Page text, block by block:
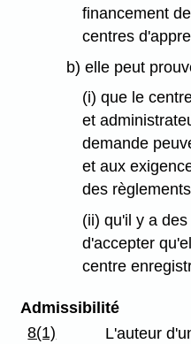
financement
centres
b) elle peut
(i) que le
et
demande
et aux
des
(ii) qu'il y a
d'accepter
centre
Admissibilité
8(1)
L'auteur